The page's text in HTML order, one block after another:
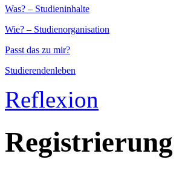
Was? – Studieninhalte
Wie? – Studienorganisation
Passt das zu mir?
Studierendenleben
Reflexion
Registrierung